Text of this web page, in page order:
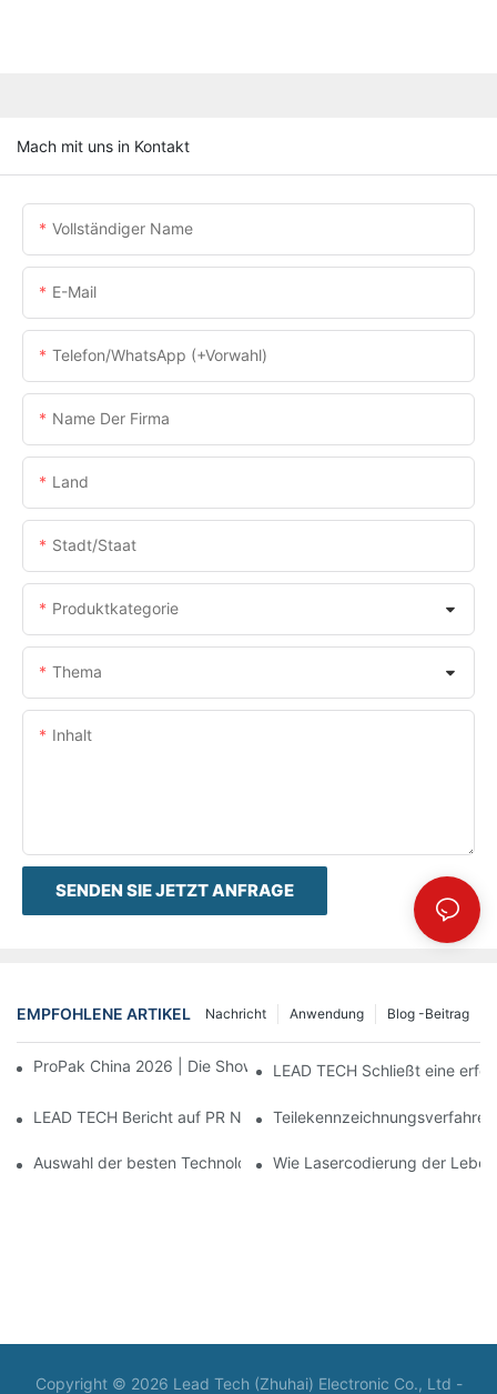
Mach mit uns in Kontakt
Vollständiger Name
E-Mail
Telefon/WhatsApp (+Vorwahl)
Name Der Firma
Land
Stadt/Staat
Produktkategorie
Thema
Inhalt
SENDEN SIE JETZT ANFRAGE
EMPFOHLENE ARTIKEL Blog -Beitrag
Anwendung
Nachricht
ProPak China 2026 | Die Show ist vorbei, unser Service nicht.
LEAD TECH Schließt eine
LEAD TECH Bericht auf PR Newswire: Vorstellung
Auswahl der besten Technologien für die Codierung und
Wie Lasercodierung der
Copyright © 2026 Lead Tech (Zhuhai) Electronic Co., Ltd -